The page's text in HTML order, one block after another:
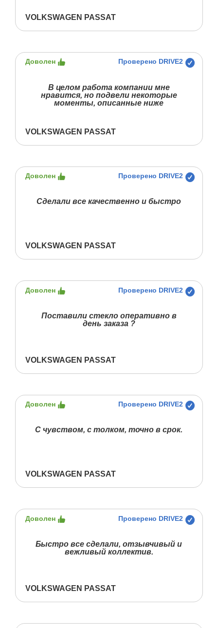
VOLKSWAGEN PASSAT
Доволен Проверено DRIVE2
В целом работа компании мне
нравится, но подвели некоторые
моменты, описанные ниже
VOLKSWAGEN PASSAT
Доволен Проверено DRIVE2
Сделали все качественно и быстро
VOLKSWAGEN PASSAT
Доволен Проверено DRIVE2
Поставили стекло оперативно в
день заказа ?
VOLKSWAGEN PASSAT
Доволен Проверено DRIVE2
С чувством, с толком, точно в срок.
VOLKSWAGEN PASSAT
Доволен Проверено DRIVE2
Быстро все сделали, отзывчивый и
вежливый коллектив.
VOLKSWAGEN PASSAT